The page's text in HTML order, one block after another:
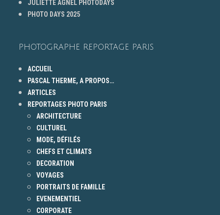
JULIETTE AGNEL PHOTODAYS
PHOTO DAYS 2025
PHOTOGRAPHE REPORTAGE PARIS
ACCUEIL
PASCAL THERME, A PROPOS…
ARTICLES
REPORTAGES PHOTO PARIS
ARCHITECTURE
CULTUREL
MODE, DÉFILÉS
CHEFS ET CLIMATS
DECORATION
VOYAGES
PORTRAITS DE FAMILLE
EVENEMENTIEL
CORPORATE